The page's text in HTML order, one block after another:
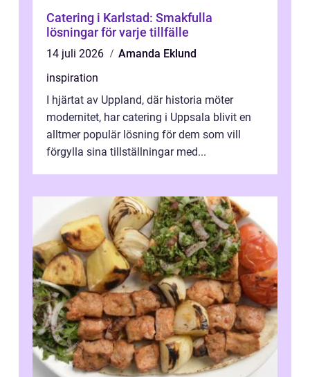
Catering i Karlstad: Smakfulla
lösningar för varje tillfälle
14 juli 2026
Amanda Eklund
inspiration
I hjärtat av Uppland, där historia möter
modernitet, har catering i Uppsala blivit en
alltmer populär lösning för dem som vill
förgylla sina tillställningar med...